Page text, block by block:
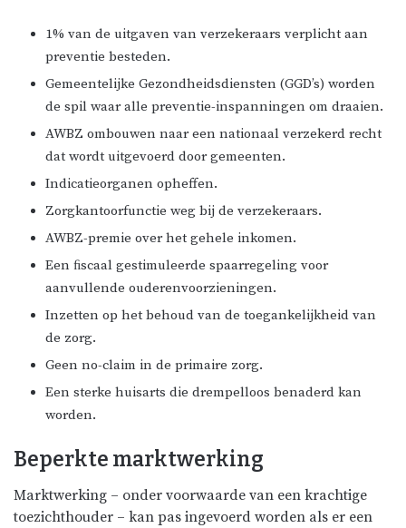
1% van de uitgaven van verzekeraars verplicht aan
preventie besteden.
Gemeentelijke Gezondheidsdiensten (GGD’s) worden
de spil waar alle preventie-inspanningen om draaien.
AWBZ ombouwen naar een nationaal verzekerd recht
dat wordt uitgevoerd door gemeenten.
Indicatieorganen opheffen.
Zorgkantoorfunctie weg bij de verzekeraars.
AWBZ-premie over het gehele inkomen.
Een ﬁscaal gestimuleerde spaarregeling voor
aanvullende ouderenvoorzieningen.
Inzetten op het behoud van de toegankelijkheid van
de zorg.
Geen no-claim in de primaire zorg.
Een sterke huisarts die drempelloos benaderd kan
worden.
Beperkte marktwerking
Marktwerking – onder voorwaarde van een krachtige
toezichthouder – kan pas ingevoerd worden als er een